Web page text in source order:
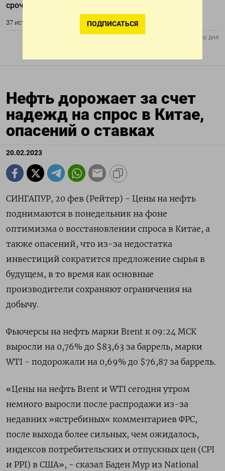
ПОДПИСАТЬСЯ
Нефть дорожает за счет
надежд на спрос в Китае,
опасений о ставках
20.02.2023
СИНГАПУР, 20 фев (Рейтер) - Цены на нефть
поднимаются в понедельник на фоне
оптимизма о восстановлении спроса в Китае, а
также опасений, что из-за недостатка
инвестиций сократится предложение сырья в
будущем, в то время как основные
производители сохраняют ограничения на
добычу.
Фьючерсы на нефть марки Brent к 09:24 МСК
выросли на 0,76% до $83,63 за баррель, марки
WTI - подорожали на 0,69% до $76,87 за баррель.
«Цены на нефть Brent и WTI сегодня утром
немного выросли после распродажи из-за
недавних »ястребиных« комментариев ФРС,
после выхода более сильных, чем ожидалось,
индексов потребительских и отпускных цен (CPI
и PPI) в США», - сказал Баден Мур из National